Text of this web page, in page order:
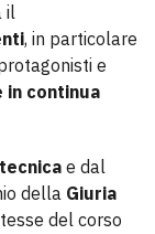
il
, in particolare
e
in continua
e dal
della Giuria
del corso